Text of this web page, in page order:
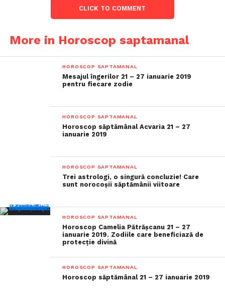
CLICK TO COMMENT
More in Horoscop saptamanal
HOROSCOP SAPTAMANAL
Mesajul îngerilor 21 – 27 ianuarie 2019
pentru fiecare zodie
HOROSCOP SAPTAMANAL
Horoscop săptămânal Acvaria 21 – 27
ianuarie 2019
HOROSCOP SAPTAMANAL
Trei astrologi, o singură concluzie! Care
sunt norocoșii săptămânii viitoare
HOROSCOP SAPTAMANAL
Horoscop Camelia Pătrășcanu 21 – 27
ianuarie 2019. Zodiile care beneficiază de
protecție divină
HOROSCOP SAPTAMANAL
Horoscop săptămânal 21 – 27 ianuarie 2019